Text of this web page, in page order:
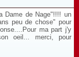
Dame de Nage"!!!! un
peu de chose" pour
ma part j'y
oeil... merci, pour